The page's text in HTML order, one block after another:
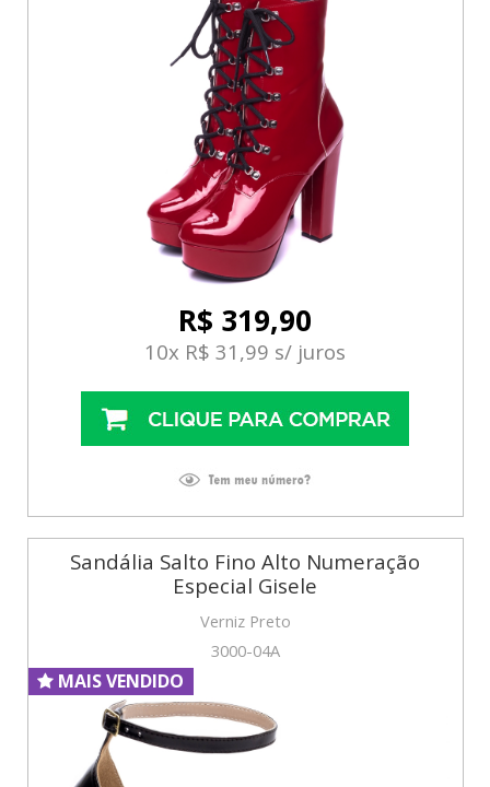
R$ 319,90
10x R$ 31,99 s/ juros
Sandália Salto Fino Alto Numeração
Especial Gisele
Verniz Preto
3000-04A
MAIS VENDIDO